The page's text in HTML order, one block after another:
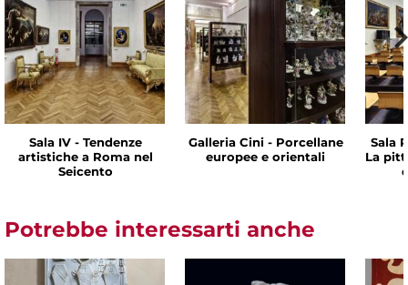
Sala IV - Tendenze
artistiche a Roma nel
Seicento
Galleria Cini - Porcellane
europee e orientali
Sala
La
Potrebbe interessarti anche